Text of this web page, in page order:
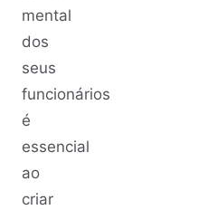
mental
dos
seus
funcionários
é
essencial
ao
criar